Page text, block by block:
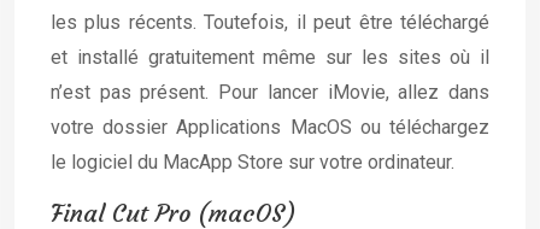
les plus récents. Toutefois, il peut être téléchargé
et installé gratuitement même sur les sites où il
n’est pas présent. Pour lancer iMovie, allez dans
votre dossier Applications MacOS ou téléchargez
le logiciel du MacApp Store sur votre ordinateur.
Final Cut Pro (macOS)